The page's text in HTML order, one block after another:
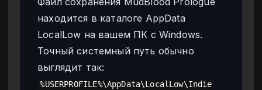
находится в каталоге AppData
LocalLow на вашем ПК с Windows.
Точный системный путь обычно
выглядит так:
%USERPROFILE%\AppData\LocalLow\Indie